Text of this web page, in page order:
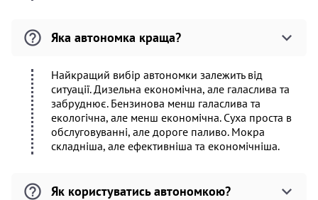
Яка автономка краща?
Найкращий вибір автономки залежить від
ситуації. Дизельна економічна, але галаслива та
забруднює. Бензинова менш галаслива та
екологічна, але менш економічна. Суха проста в
обслуговуванні, але дороге паливо. Мокра
складніша, але ефективніша та економічніша.
Як користуватись автономкою?